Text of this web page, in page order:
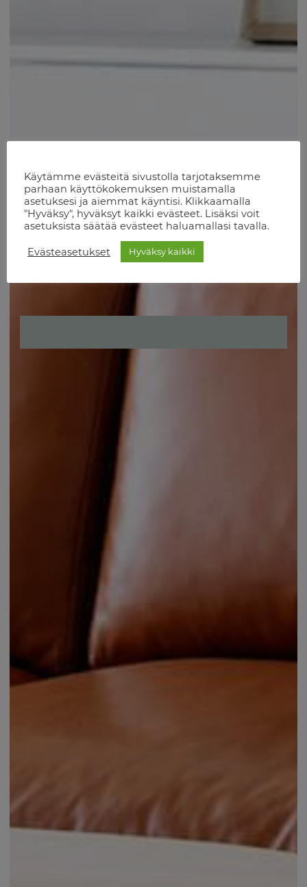
Käytämme evästeitä sivustolla tarjotaksemme
parhaan käyttökokemuksen muistamalla
asetuksesi ja aiemmat käyntisi. Klikkaamalla
"Hyväksy", hyväksyt kaikki evästeet. Lisäksi voit
asetuksista säätää evästeet haluamallasi tavalla.
Evästeasetukset Hyväksy kaikki